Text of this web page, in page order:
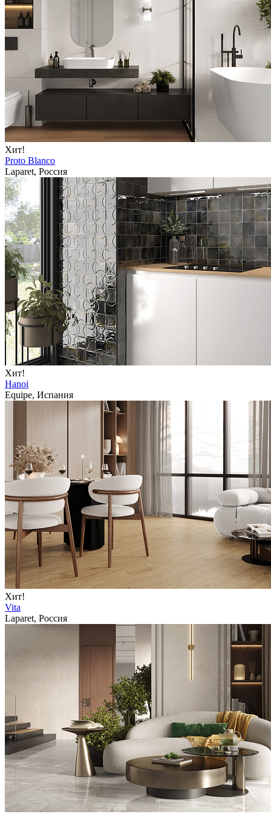
Хит!
Proto Blanco
Laparet, Россия
Хит!
Hanoi
Equipe, Испания
Хит!
Vita
Laparet, Россия